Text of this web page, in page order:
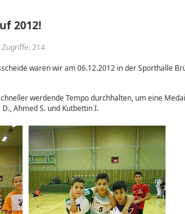
2012!
Zugriffe: 214
waren wir am 06.12.2012 in der Sporthalle
werdende Tempo durchhalten, um eine
Ahmed S. und Kutbettin I.